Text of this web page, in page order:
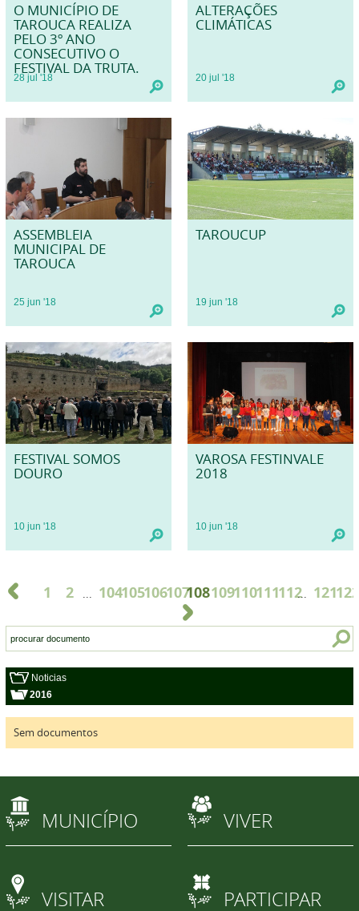
O MUNICÍPIO DE
TAROUCA REALIZA
PELO 3º ANO
CONSECUTIVO O
FESTIVAL DA TRUTA.
28 jul '18
ALTERAÇÕES
CLIMÁTICAS
20 jul '18
ASSEMBLEIA
MUNICIPAL DE
TAROUCA
25 jun '18
TAROUCUP
19 jun '18
FESTIVAL SOMOS
DOURO
10 jun '18
VAROSA FESTINVALE
2018
10 jun '18
1 2 ... 104105106107108109110111112... 121122
Noticias
2016
Sem documentos
MUNICÍPIO VIVER
VISITAR PARTICIPAR